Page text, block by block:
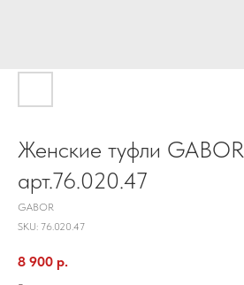
Женские туфли GABOR
арт.76.020.47
GABOR
SKU: 76.020.47
8 900 р.